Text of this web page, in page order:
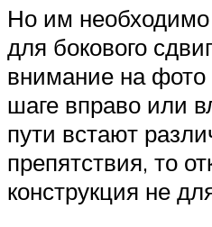
Но им необходимо
для бокового
внимание на
шаге вправо или
пути встают
препятствия, то
конструкция не